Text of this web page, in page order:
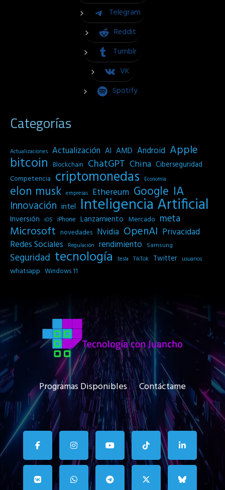
Telegram
Reddit
Tumblr
VK
Spotify
Categorías
Actualizaciones Actualización AI AMD Android Apple
bitcoin Blockchain ChatGPT China Ciberseguridad
Competencia criptomonedas Economia
elon musk empresas Ethereum Google IA
Innovación intel Inteligencia Artificial
Inversión iOS iPhone Lanzamiento Mercado meta
Microsoft novedades Nvidia OpenAI Privacidad
Redes Sociales
Regulación rendimiento Samsung
Seguridad tecnología tesla TikTok Twitter usuarios
whatsapp Windows 11
Programas Disponibles Contáctame